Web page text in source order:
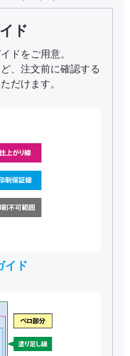
ド
ドをご用意。
、注文前に確認する
だけます。
イド